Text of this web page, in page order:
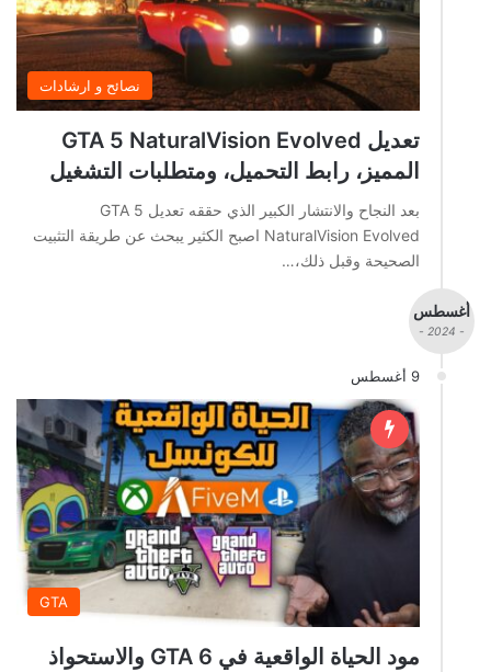
نصائح و ارشادات
تعديل GTA 5 NaturalVision Evolved
المميز، رابط التحميل، ومتطلبات التشغيل
بعد النجاح والانتشار الكبير الذي حققه تعديل GTA 5
NaturalVision Evolved اصبح الكثير يبحث عن طريقة التثبيت
الصحيحة وقبل ذلك،…
أغسطس
- 2024 -
9 أغسطس
GTA
مود الحياة الواقعية في GTA 6 والاستحواذ